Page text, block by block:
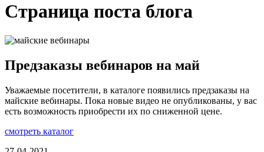
Страница поста блога
Предзаказы вебинаров на май
Уважаемые посетители, в каталоге появились предзаказы на
майские вебинары. Пока новые видео не опубликованы, у вас
есть возможность приобрести их по сниженной цене.
смотреть каталог